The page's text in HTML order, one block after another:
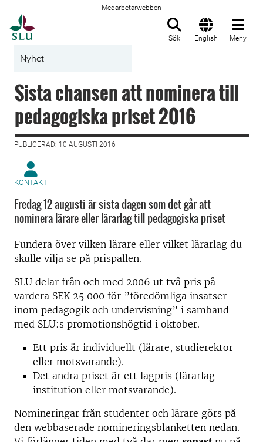
Medarbetarwebben
Sök English Meny
Nyhet
Sista chansen att nominera till
pedagogiska priset 2016
PUBLICERAD: 10 AUGUSTI 2016
KONTAKT
Fredag 12 augusti är sista dagen som det går att
nominera lärare eller lärarlag till pedagogiska priset
Fundera över vilken lärare eller vilket lärarlag du
skulle vilja se på prispallen.
SLU delar från och med 2006 ut två pris på
vardera SEK 25 000 för ”föredömliga insatser
inom pedagogik och undervisning” i samband
med SLU:s promotionshögtid i oktober.
Ett pris är individuellt (lärare, studierektor
eller motsvarande).
Det andra priset är ett lagpris (lärarlag
institution eller motsvarande).
Nomineringar från studenter och lärare görs på
den webbaserade nomineringsblanketten nedan.